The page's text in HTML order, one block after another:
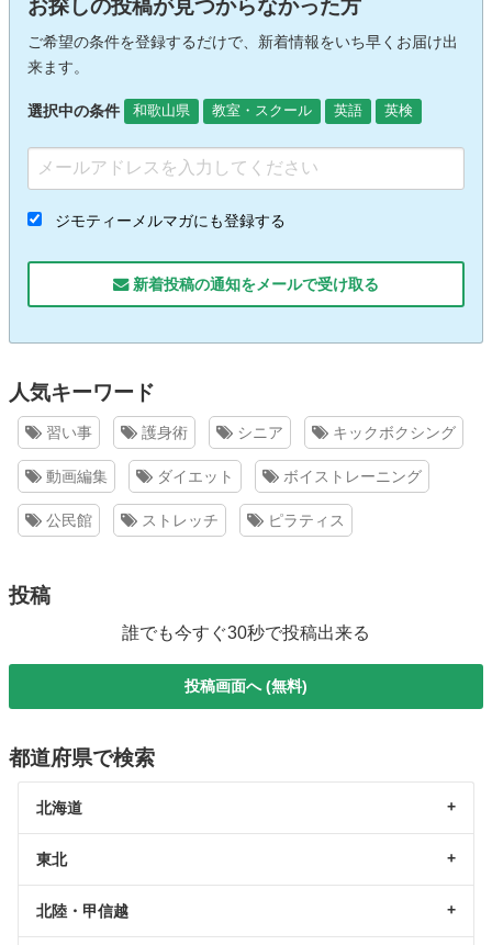
お探しの投稿が見つからなかった方
ご希望の条件を登録するだけで、新着情報をいち早くお届け出
来ます。
選択中の条件 和歌山県 教室・スクール 英語 英検
ジモティーメルマガにも登録する
新着投稿の通知をメールで受け取る
人気キーワード
習い事 護身術 シニア キックボクシング
動画編集 ダイエット ボイストレーニング
公民館 ストレッチ ピラティス
投稿
誰でも今すぐ30秒で投稿出来る
投稿画面へ (無料)
都道府県で検索
北海道
東北
北陸・甲信越